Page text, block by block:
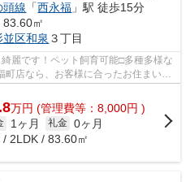
頭線 「西永福 」駅 徒歩15分
㎡
並区和泉 ３丁目
麗です！ペット飼育可能□多種多様な
店なら、お客様に合ったお住まいが
万円 (管理費等：8,000円 )
1ヶ月 礼金 0ヶ月
/ 2LDK / 83.60㎡